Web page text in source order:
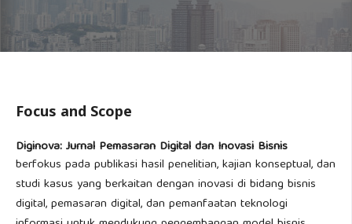
Focus and Scope
Diginova: Jurnal Pemasaran Digital dan Inovasi Bisnis
berfokus pada publikasi hasil penelitian, kajian konseptual, dan
studi kasus yang berkaitan dengan inovasi di bidang bisnis
digital, pemasaran digital, dan pemanfaatan teknologi